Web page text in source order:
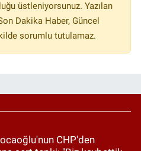
üstleniyorsunuz. Yazılan
Dakika Haber, Güncel
sorumlu tutulamaz.
CHP'den